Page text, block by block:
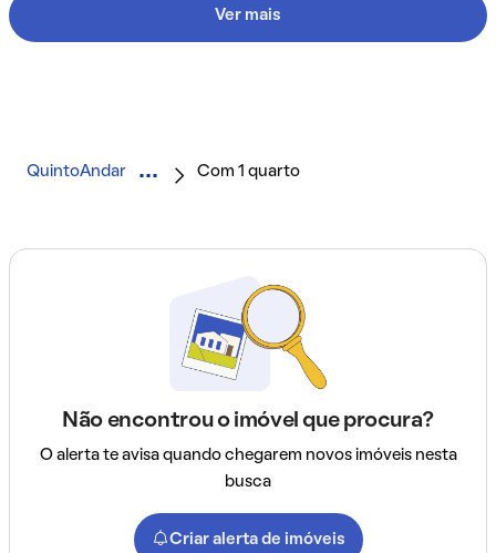
Ver mais
QuintoAndar Com 1 quarto
Não encontrou o imóvel que procura?
O alerta te avisa quando chegarem novos imóveis nesta
busca
Criar alerta de imóveis